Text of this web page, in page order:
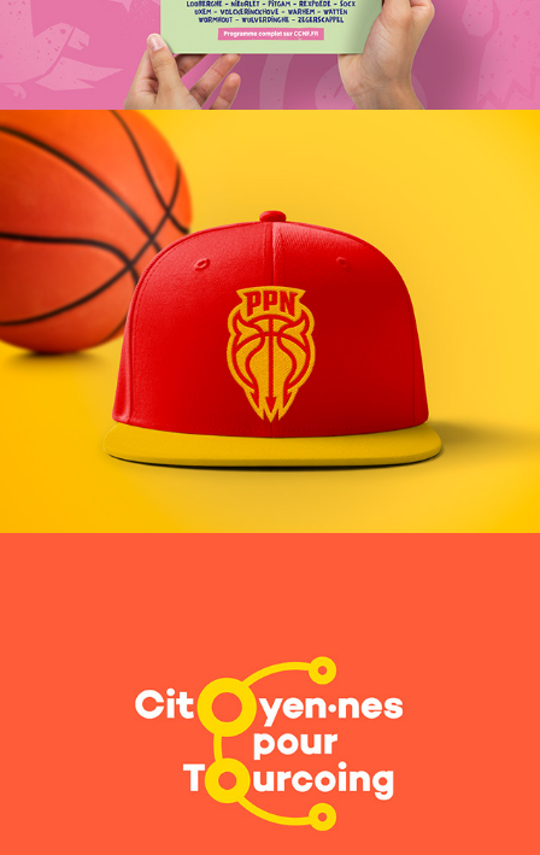
PPN BASKETBALL
CITOYEN•NES POUR TOURCOING